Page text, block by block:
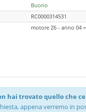
Buono
RC0000314531
motore Z6 - anno 04
hai trovato quello che
appena verremo in